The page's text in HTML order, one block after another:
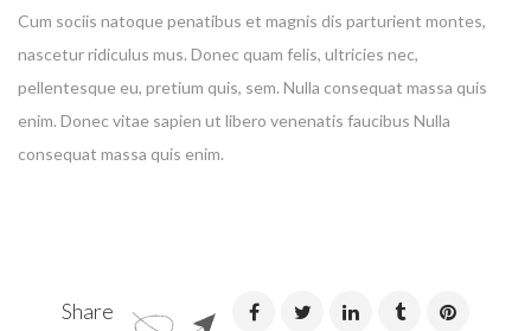
Enter your email address for our mailing list to keep your
self our lastest updated.
Cum sociis natoque penatibus et magnis dis parturient montes,
nascetur ridiculus mus. Donec quam felis, ultricies nec,
pellentesque eu, pretium quis, sem. Nulla consequat massa quis
enim. Donec vitae sapien ut libero venenatis faucibus Nulla
consequat massa quis enim.
Share